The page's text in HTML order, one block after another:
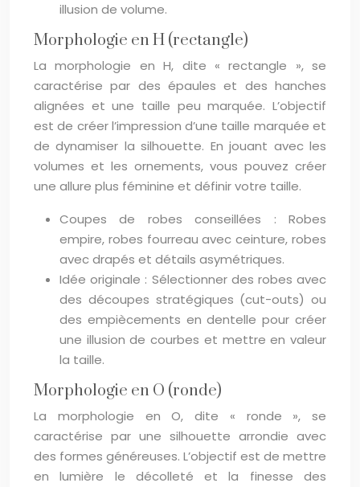
illusion de volume.
Morphologie en H (rectangle)
La morphologie en H, dite « rectangle », se
caractérise par des épaules et des hanches
alignées et une taille peu marquée. L’objectif
est de créer l’impression d’une taille marquée et
de dynamiser la silhouette. En jouant avec les
volumes et les ornements, vous pouvez créer
une allure plus féminine et définir votre taille.
Coupes de robes conseillées : Robes
empire, robes fourreau avec ceinture, robes
avec drapés et détails asymétriques.
Idée originale : Sélectionner des robes avec
des découpes stratégiques (cut-outs) ou
des empiècements en dentelle pour créer
une illusion de courbes et mettre en valeur
la taille.
Morphologie en O (ronde)
La morphologie en O, dite « ronde », se
caractérise par une silhouette arrondie avec
des formes généreuses. L’objectif est de mettre
en lumière le décolleté et la finesse des